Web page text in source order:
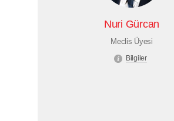
Nuri Gürcan
Meclis Üyesi
Bilgiler